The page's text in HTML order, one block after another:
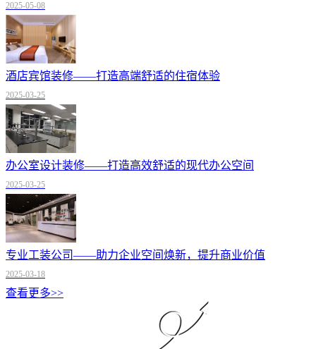
2025-05-08
酒店宾馆装修——打造高端舒适的住宿体验
2025-03-25
办公室设计装修——打造高效舒适的现代办公空间
2025-03-25
专业工装公司——助力企业空间焕新，提升商业价值
2025-03-18
查看更多>>